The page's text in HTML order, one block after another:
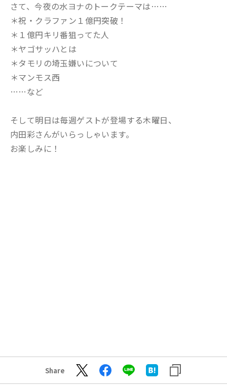
さて、今夜の水ヨナのトークテーマは……
＊祝・クラファン１億円突破！
＊１億円キリ番狙ってた人
＊ヤゴサッハとは
＊タモリの埼玉嫌いについて
＊マンモス西
……など
そして明日は毎週ゲストが登場する木曜日、
内田彩さんがいらっしゃいます。
お楽しみに！
Share